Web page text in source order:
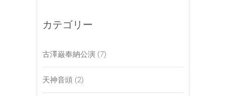
カテゴリー
古澤巌奉納公演 (7)
天神音頭 (2)